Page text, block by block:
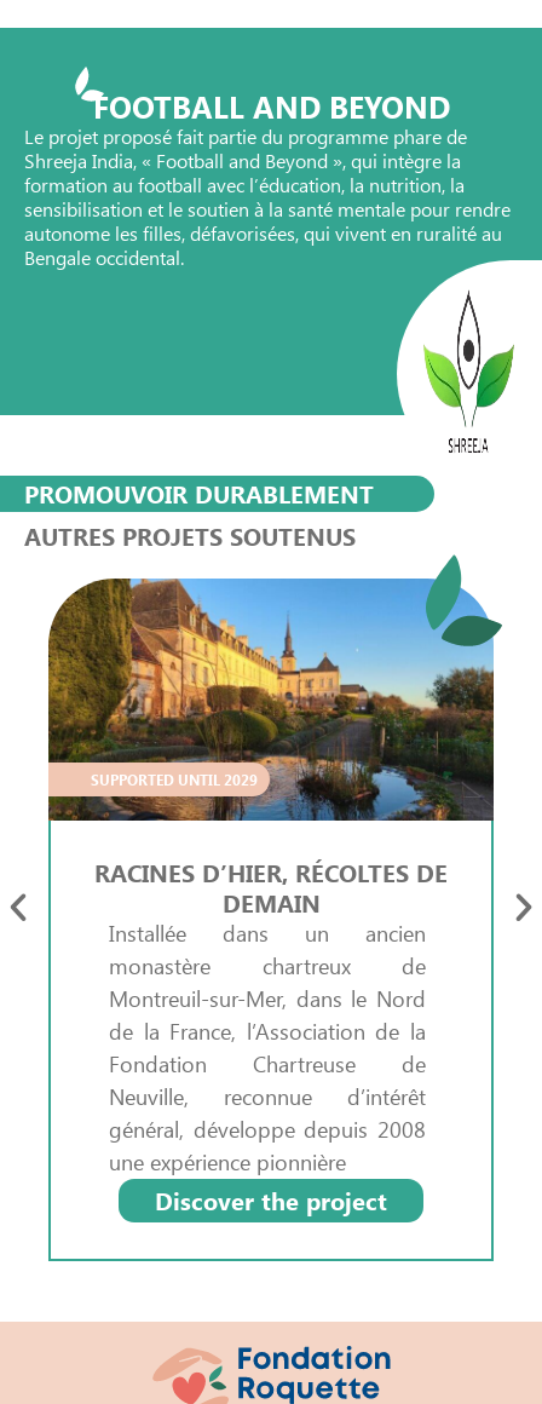
FOOTBALL AND BEYOND
Le projet proposé fait partie du programme phare de
Shreeja India, « Football and Beyond », qui intègre la
formation au football avec l’éducation, la nutrition, la
sensibilisation et le soutien à la santé mentale pour rendre
autonome les filles, défavorisées, qui vivent en ruralité au
Bengale occidental.​
PROMOUVOIR DURABLEMENT
AUTRES PROJETS SOUTENUS
SUPPORTED UNTIL 2029
RACINES D’HIER, RÉCOLTES DE
DEMAIN
Installée dans un ancien
monastère chartreux de
Montreuil-sur-Mer, dans le Nord
de la France, l’Association de la
Fondation Chartreuse de
Neuville, reconnue d’intérêt
général, développe depuis 2008
une expérience pionnière
Discover the project